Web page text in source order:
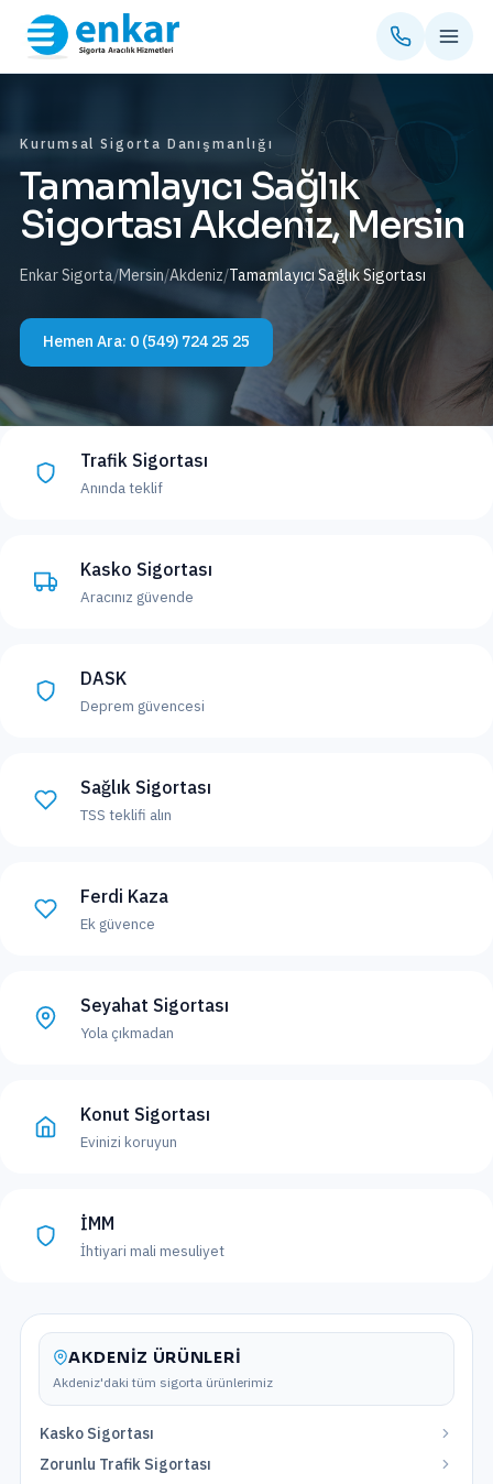
Kurumsal Sigorta Danışmanlığı
Tamamlayıcı Sağlık
Sigortası Akdeniz, Mersin
Enkar Sigorta/Mersin/Akdeniz/Tamamlayıcı Sağlık Sigortası
Hemen Ara: 0 (549) 724 25 25
Trafik Sigortası
Anında teklif
Kasko Sigortası
Aracınız güvende
DASK
Deprem güvencesi
Sağlık Sigortası
TSS teklifi alın
Ferdi Kaza
Ek güvence
Seyahat Sigortası
Yola çıkmadan
Konut Sigortası
Evinizi koruyun
İMM
İhtiyari mali mesuliyet
AKDENIZ ÜRÜNLERI
Akdeniz'daki tüm sigorta ürünlerimiz
Kasko Sigortası
Zorunlu Trafik Sigortası